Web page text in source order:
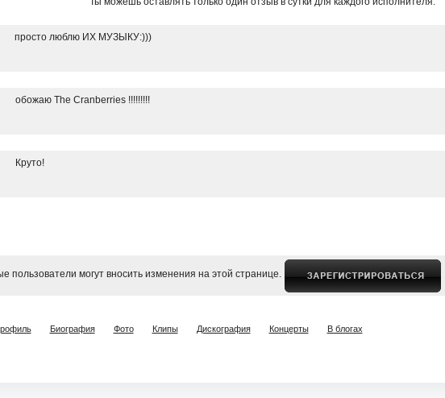
просто люблю ИХ МУЗЫКУ:)))
обожаю The Cranberries !!!!!!!!!
Круто!
пользователи могут вносить изменения на этой странице.
Биография Фото Клипы Дискография Концерты В блогах